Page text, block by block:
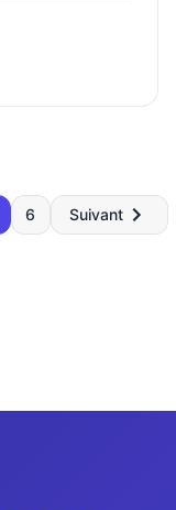
6 Suivant